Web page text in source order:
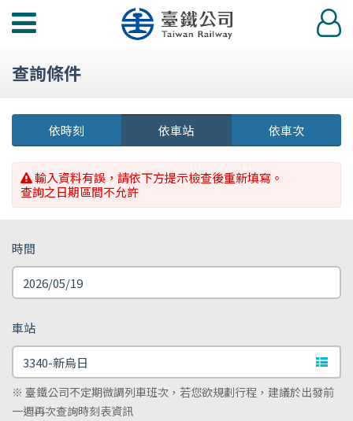
功
選
登
入
查詢條件
依時刻 依車站 依車次
輸入資料有誤，請依下方提示檢查後重新填寫。
查詢之日期區間不允許
時間
車站
文字
※ 臺鐵公司不定期微調列車班次，若您欲規劃行程，建議於出發前
一週再次查詢時刻表資訊